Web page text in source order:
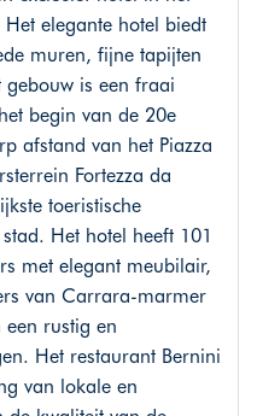
elegante hotel biedt
muren, fijne tapijten
is een fraai
begin van de 20e
afstand van het Piazza
Fortezza da
toeristische
Het hotel heeft 101
met elegant meubilair,
van Carrara-marmer
rustig en
Het restaurant Bernini
van lokale en